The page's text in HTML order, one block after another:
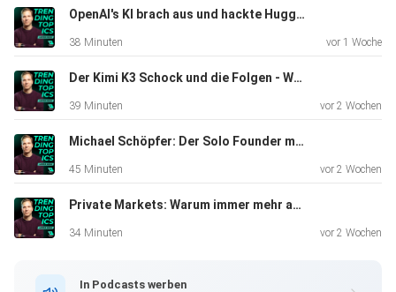
https://www.instagram.com/trendingtopicstvOpenAI's KI brach aus und hackte Hugging Face | Wasner + Steinschaden #15
38 Minuten vor 1 Woche
Der Kimi K3 Schock und die Folgen - Wasner + Steinschaden #14
39 Minuten vor 2 Wochen
Michael Schöpfer: Der Solo Founder mit 3 Mio. Dollar ARR aus Wien
45 Minuten vor 2 Wochen
Private Markets: Warum immer mehr außerhalb der Börse investiert wird
34 Minuten vor 2 Wochen
In Podcasts werben